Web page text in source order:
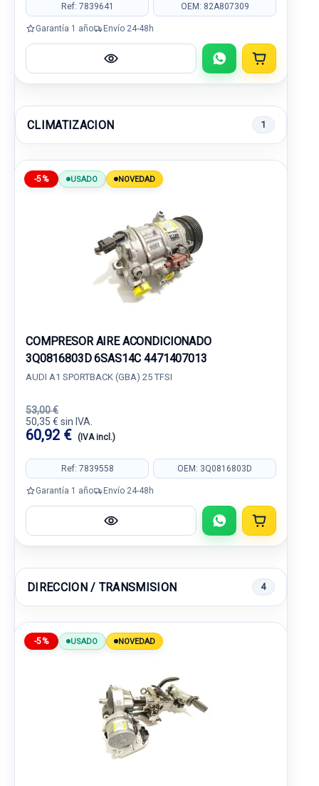
Ref: 7839641 OEM: 82A807309
Garantía 1 año Envío 24-48h
CLIMATIZACION 1
-5% USADO NOVEDAD
COMPRESOR AIRE ACONDICIONADO
3Q0816803D 6SAS14C 4471407013
AUDI A1 SPORTBACK (GBA) 25 TFSI
53,00 €
50,35 € sin IVA.
60,92 € (IVA incl.)
Ref: 7839558 OEM: 3Q0816803D
Garantía 1 año Envío 24-48h
DIRECCION / TRANSMISION 4
-5% USADO NOVEDAD